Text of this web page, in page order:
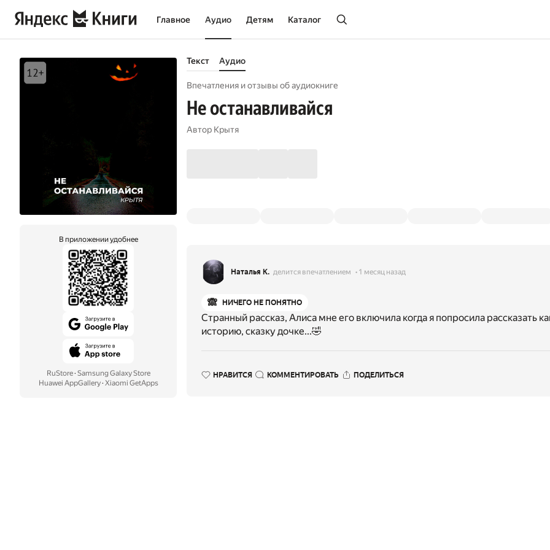
Главное Аудио Детям Каталог
В приложении удобнее
RuStore· Samsung Galaxy Store
Huawei AppGallery· Xiaomi GetApps
Текст Аудио
Впечатления и отзывы об aудиокниге
Не останавливайся
Автор Крытя
Наталья К. делится впечатлением 1 месяц назад
🙈 НИЧЕГО НЕ ПОНЯТНО
Странный рассказ, Алиса мне его включила когда я попросила рассказать
историю, сказку дочке...🤣
НРАВИТСЯ КОММЕНТИРОВАТЬ ПОДЕЛИТЬСЯ